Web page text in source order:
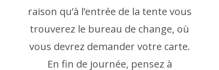
raison qu’à l’entrée de la tente vous
trouverez le bureau de change, où
vous devrez demander votre carte.
En fin de journée, pensez à